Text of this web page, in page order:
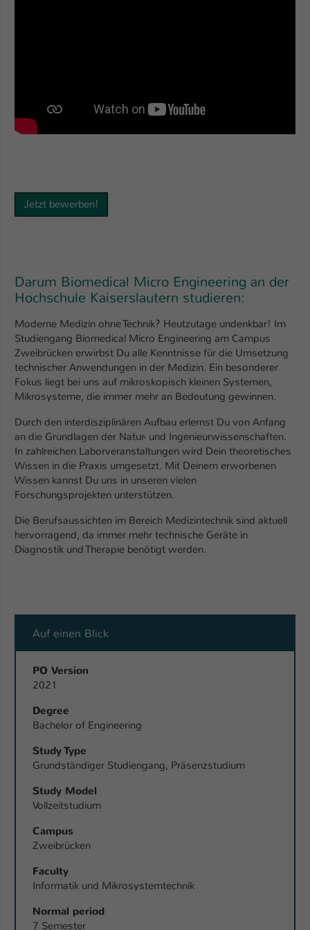
Jetzt bewerben!
Darum Biomedical Micro Engineering an der
Hochschule Kaiserslautern studieren:
Moderne Medizin ohne Technik? Heutzutage undenkbar! Im
Studiengang Biomedical Micro Engineering am Campus
Zweibrücken erwirbst Du alle Kenntnisse für die Umsetzung
technischer Anwendungen in der Medizin. Ein besonderer
Fokus liegt bei uns auf mikroskopisch kleinen Systemen,
Mikrosysteme, die immer mehr an Bedeutung gewinnen.
Durch den interdisziplinären Aufbau erlernst Du von Anfang
an die Grundlagen der Natur- und Ingenieurwissenschaften.
In zahlreichen Laborveranstaltungen wird Dein theoretisches
Wissen in die Praxis umgesetzt. Mit Deinem erworbenen
Wissen kannst Du uns in unseren vielen
Forschungsprojekten unterstützen.
Die Berufsaussichten im Bereich Medizintechnik sind aktuell
hervorragend, da immer mehr technische Geräte in
Diagnostik und Therapie benötigt werden.
Auf einen Blick
PO Version
2021
Degree
Bachelor of Engineering
Study Type
Grundständiger Studiengang, Präsenzstudium
Study Model
Vollzeitstudium
Campus
Zweibrücken
Faculty
Informatik und Mikrosystemtechnik
Normal period
7 Semester
Name fe_typo_user / PHPSESSID
Anbieter
Dieses Cookie ist ein Standard-Session-
Cookie von TYPO3. Es speichert im Fall
Zugang zu geschützten Bereichen
gewährt.
Name be_typo_user
Anbieter TYPO3
Laufzeit 1 Tag
Zweck
Dieser Cookie teilt der Webseite mit, ob
ein Besucher im Typo3-Backend
angemeldet ist und Rechte besitzt diese
zu verwalten.